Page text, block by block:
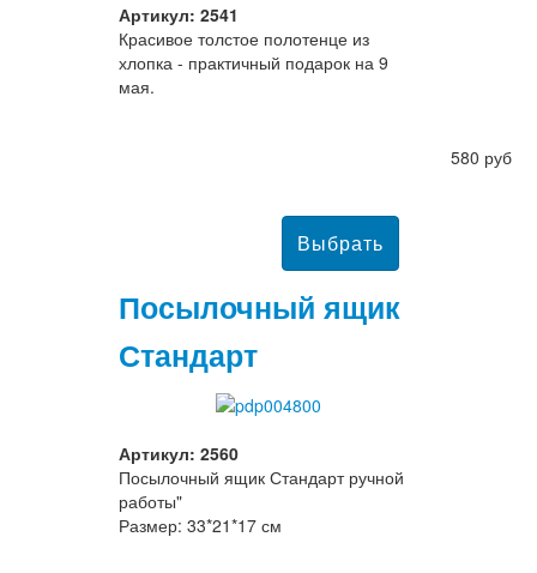
Артикул: 2541
Красивое толстое полотенце из
хлопка - практичный подарок на 9
мая.
580 руб
Посылочный ящик
Стандарт
Артикул: 2560
Посылочный ящик Стандарт ручной
работы"
Размер: 33*21*17 см